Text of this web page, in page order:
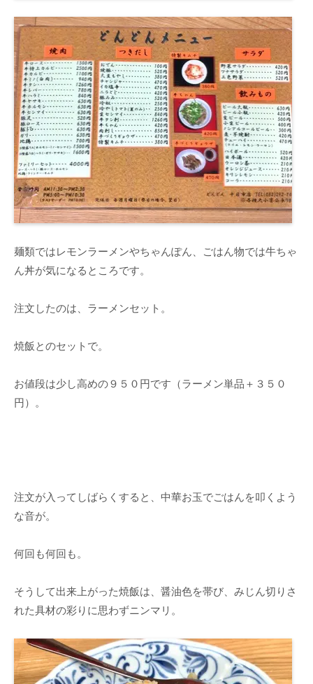
麺類ではレモンラーメンやちゃんぽん、ごはん物では牛ちゃ
ん丼が気になるところです。
注文したのは、ラーメンセット。
焼飯とのセットで。
お値段は少し高めの９５０円です（ラーメン単品＋３５０
円）。
注文が入ってしばらくすると、中華お玉でごはんを叩くよう
な音が。
何回も何回も。
そうして出来上がった焼飯は、醤油色を帯び、みじん切りさ
れた具材の彩りに思わずニンマリ。